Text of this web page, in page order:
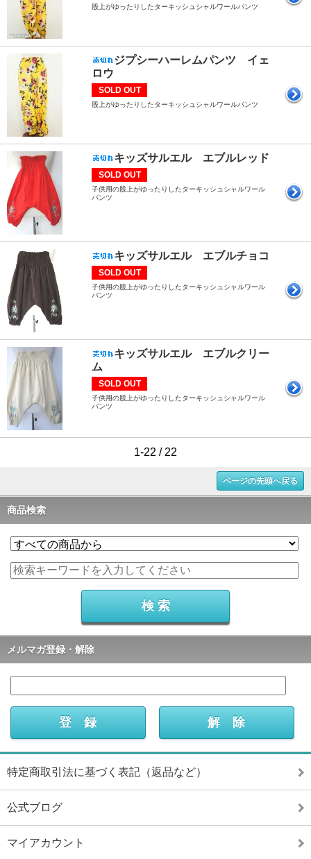
股上がゆったりしたターキッシュシャルワールパンツ
ジプシーハーレムパンツ イェ
ロウ
SOLD OUT
股上がゆったりしたターキッシュシャルワールパンツ
キッズサルエル エブルレッド
SOLD OUT
子供用の股上がゆったりしたターキッシュシャルワール
パンツ
キッズサルエル エブルチョコ
SOLD OUT
子供用の股上がゆったりしたターキッシュシャルワール
パンツ
キッズサルエル エブルクリー
ム
SOLD OUT
子供用の股上がゆったりしたターキッシュシャルワール
パンツ
1-22 / 22
ページの先頭へ戻る
商品検索
メルマガ登録・解除
特定商取引法に基づく表記（返品など）
公式ブログ
マイアカウント